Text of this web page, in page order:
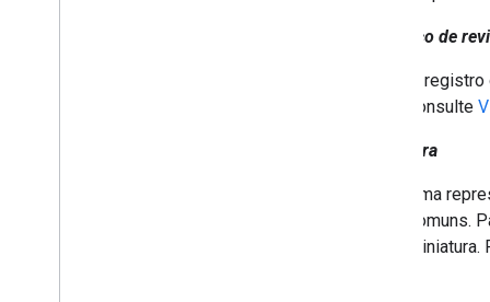
Histórico de
O
consulte
Miniatura
Uma
comuns.